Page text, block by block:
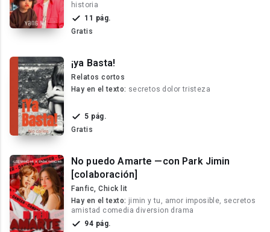
historia
11 pág.
Gratis
¡ya Basta!
Relatos cortos
Hay en el texto: secretos dolor tristeza
5 pág.
Gratis
No puedo Amarte —con Park Jimin
[colaboración]
Fanfic, Chick lit
Hay en el texto: jimin y tu, amor imposible, secretos
amistad comedia diversion drama
94 pág.